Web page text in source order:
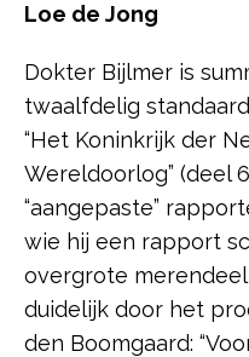
Loe de Jong
Dokter Bijlmer is
twaalfdelig
“Het Koninkrijk der
Wereldoorlog” (deel
“aangepaste”
wie hij een rapport
overgrote
duidelijk door het
den Boomgaard: